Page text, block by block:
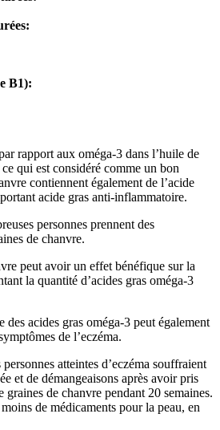
B1):
rapport aux oméga-3 dans l’huile de
qui est considéré comme un bon
contiennent également de l’acide
acide gras anti-inflammatoire.
personnes prennent des
de chanvre.
peut avoir un effet bénéfique sur la
la quantité d’acides gras oméga-3
acides gras oméga-3 peut également
de l’eczéma.
atteintes d’eczéma souffraient
et de démangeaisons après avoir pris
graines de chanvre pendant 20 semaines.
de médicaments pour la peau, en